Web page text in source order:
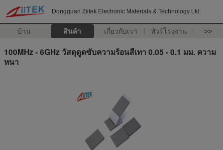
Dongguan Ziitek Electronic Materials & Technology Ltd.
บ้าน สินค้า เกี่ยวกับเรา ทัวร์โรงงาน >>
100MHz - 6GHz วัสดุดูดซับความร้อนสีเทา 0.05 - 0.1 มม. ความ
หนา